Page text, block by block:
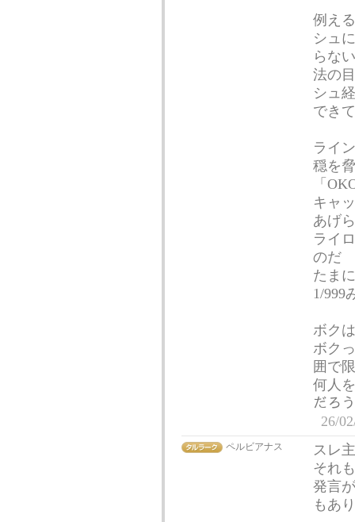
例え
シュ
らな
法の
シュ
でき
ライ
穏を
「
キャ
あげ
ライ
のだ
たま
1/999
ボク
ボク
囲で
何人
だろ
26/
ペルビアナス
スレ
それ
発言
もあ